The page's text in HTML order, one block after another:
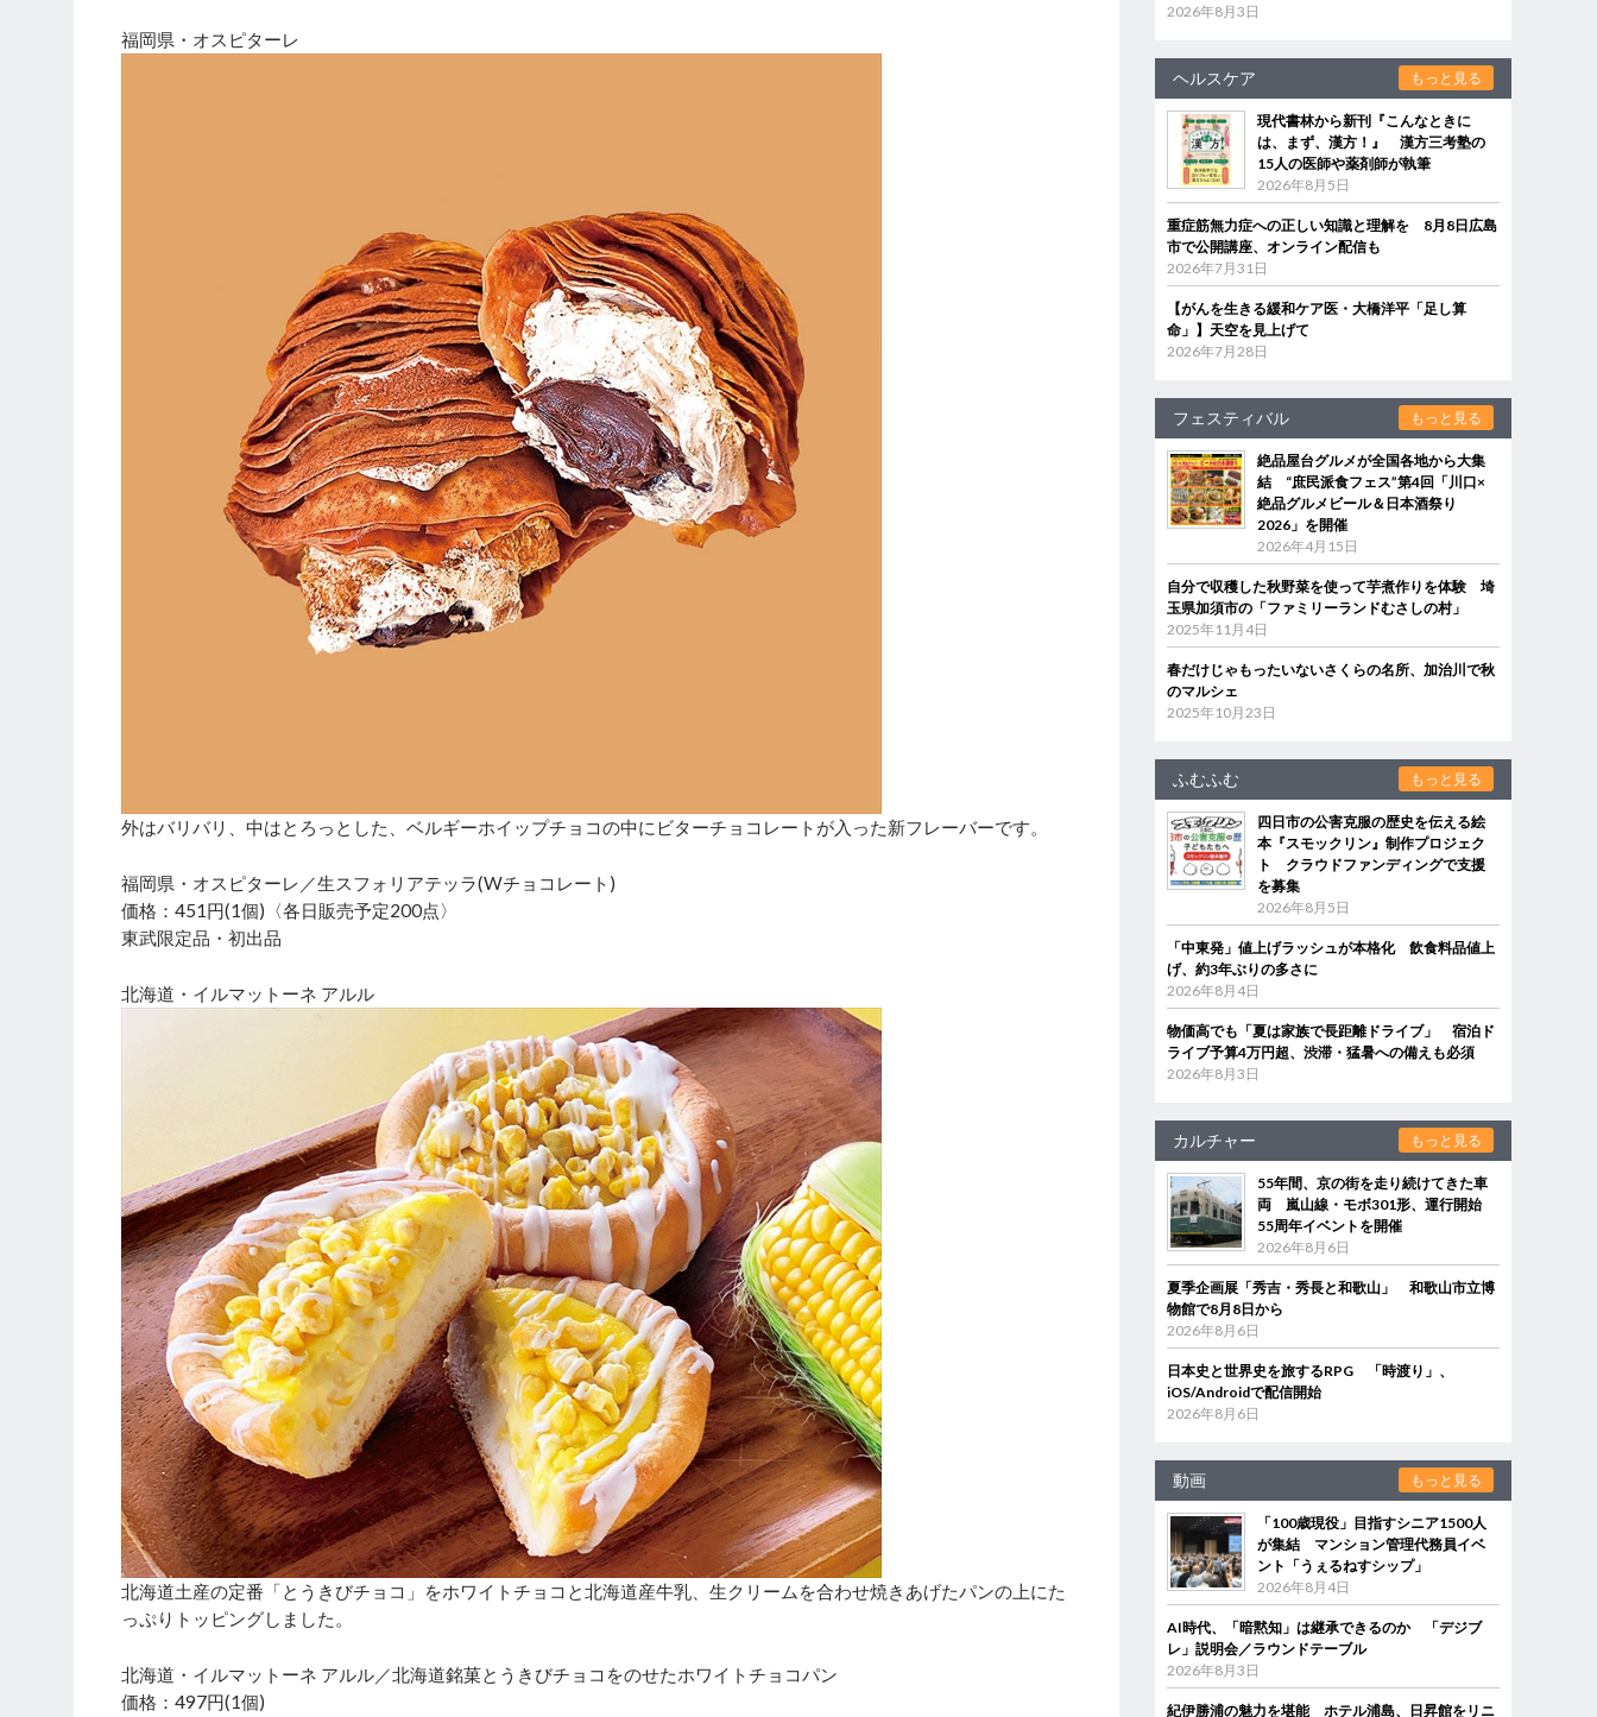
福岡県・オスピターレ
外はバリバリ、中はとろっとした、ベルギーホイップチョコの中にビターチョコレートが入った新フレーバーです。
福岡県・オスピターレ／生スフォリアテッラ(Wチョコレート)
価格：451円(1個)〈各日販売予定200点〉
東武限定品・初出品
北海道・イルマットーネ アルル
北海道土産の定番「とうきびチョコ」をホワイトチョコと北海道産牛乳、生クリームを合わせ焼きあげたパンの上にた
っぷりトッピングしました。
北海道・イルマットーネ アルル／北海道銘菓とうきびチョコをのせたホワイトチョコパン
価格：497円(1個)
2026年8月3日
ヘルスケア もっと見る
現代書林から新刊『こんなときに
は、まず、漢方！』 漢方三考塾の
15人の医師や薬剤師が執筆
2026年8月5日
重症筋無力症への正しい知識と理解を 8月8日広島
市で公開講座、オンライン配信も
2026年7月31日
【がんを生きる緩和ケア医・大橋洋平「足し算
命」】天空を見上げて
2026年7月28日
フェスティバル もっと見る
絶品屋台グルメが全国各地から大集
結 “庶民派食フェス”第4回「川口×
絶品グルメビール＆日本酒祭り
2026」を開催
2026年4月15日
自分で収穫した秋野菜を使って芋煮作りを体験 埼
玉県加須市の「ファミリーランドむさしの村」
2025年11月4日
春だけじゃもったいないさくらの名所、加治川で秋
のマルシェ
2025年10月23日
ふむふむ もっと見る
四日市の公害克服の歴史を伝える絵
本『スモックリン』制作プロジェク
ト クラウドファンディングで支援
を募集
2026年8月5日
「中東発」値上げラッシュが本格化 飲食料品値上
げ、約3年ぶりの多さに
2026年8月4日
物価高でも「夏は家族で長距離ドライブ」 宿泊ド
ライブ予算4万円超、渋滞・猛暑への備えも必須
2026年8月3日
カルチャー もっと見る
55年間、京の街を走り続けてきた車
両 嵐山線・モボ301形、運行開始
55周年イベントを開催
2026年8月6日
夏季企画展「秀吉・秀長と和歌山」 和歌山市立博
物館で8月8日から
2026年8月6日
日本史と世界史を旅するRPG 「時渡り」、
iOS/Androidで配信開始
2026年8月6日
動画 もっと見る
「100歳現役」目指すシニア1500人
が集結 マンション管理代務員イベ
ント「うぇるねすシップ」
2026年8月4日
AI時代、「暗黙知」は継承できるのか 「デジブ
レ」説明会／ラウンドテーブル
2026年8月3日
紀伊勝浦の魅力を堪能 ホテル浦島、日昇館をリニ